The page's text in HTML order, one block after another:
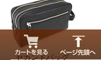
セカンドバッグ